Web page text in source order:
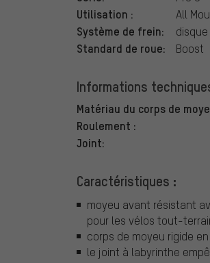
Utilisation : All
Système de frein:
Standard de roue: Boost
Informations
Matériau du corps de
Roulement :
Joint:
Caractéristiques :
moyeu avant résistant
pour les vélos tout-
corps de moyeu rigide
le joint à labyrinthe